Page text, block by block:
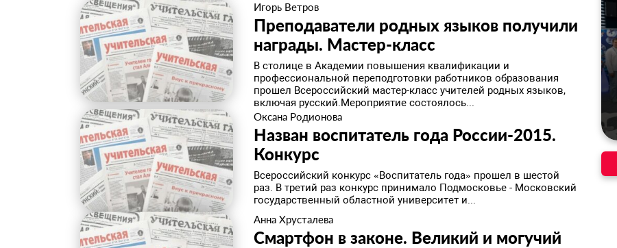
Игорь Ветров
Преподаватели родных языков получили
награды. Мастер-класс
В столице в Академии повышения квалификации и
профессиональной переподготовки работников образования
прошел Всероссийский мастер-класс учителей родных языков,
включая русский.Мероприятие состоялось...
Оксана Родионова
Назван воспитатель года России-2015. ​
Конкурс
Всероссийский конкурс «Воспитатель года» прошел в шестой
раз. В третий раз конкурс принимало Подмосковье - Московский
государственный областной университет и...
Анна Хрусталева
Смартфон в законе. Великий и могучий